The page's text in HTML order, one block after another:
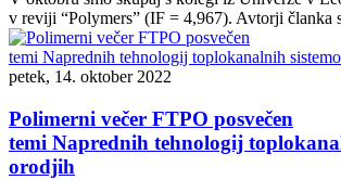
v reviji “Polymers” (IF = 4,967). Avtorji članka
petek, 14. oktober 2022
Polimerni večer FTPO posvečen
temi Naprednih tehnologij
orodjih